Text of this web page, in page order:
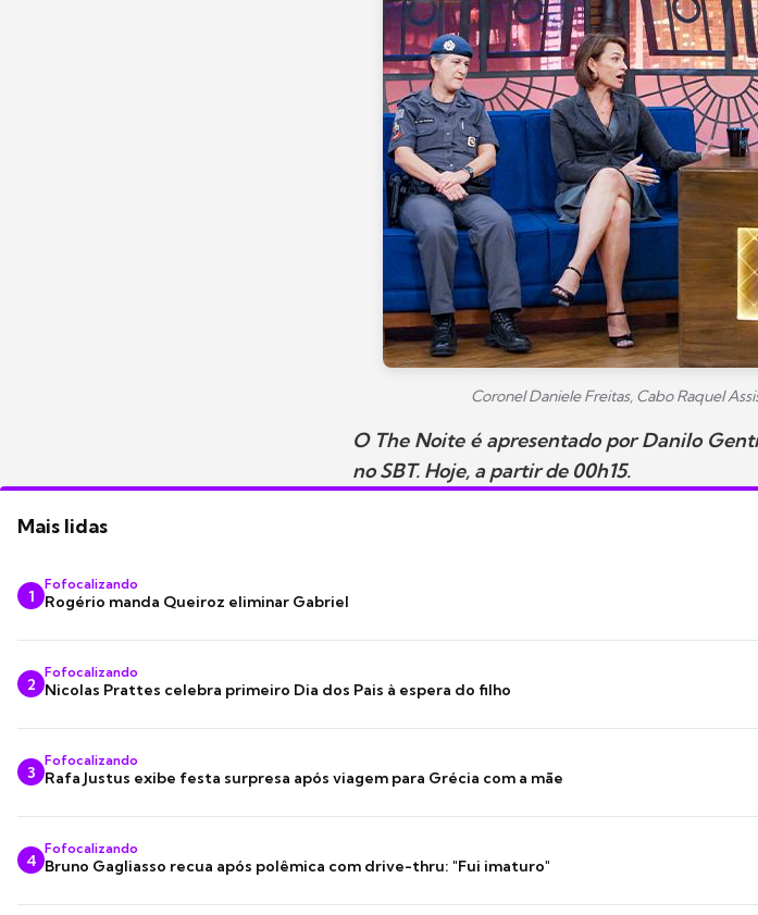
Coronel Daniele Freitas, Cabo Raquel
O The Noite é apresentado por Danilo
no SBT. Hoje, a partir de 00h15.
Mais lidas
1
Fofocalizando
Rogério manda Queiroz eliminar Gabriel
2
Fofocalizando
Nicolas Prattes celebra primeiro Dia dos Pais à espera do filho
3
Fofocalizando
Rafa Justus exibe festa surpresa após viagem para Grécia com a mãe
4
Fofocalizando
Bruno Gagliasso recua após polêmica com drive-thru: "Fui imaturo"